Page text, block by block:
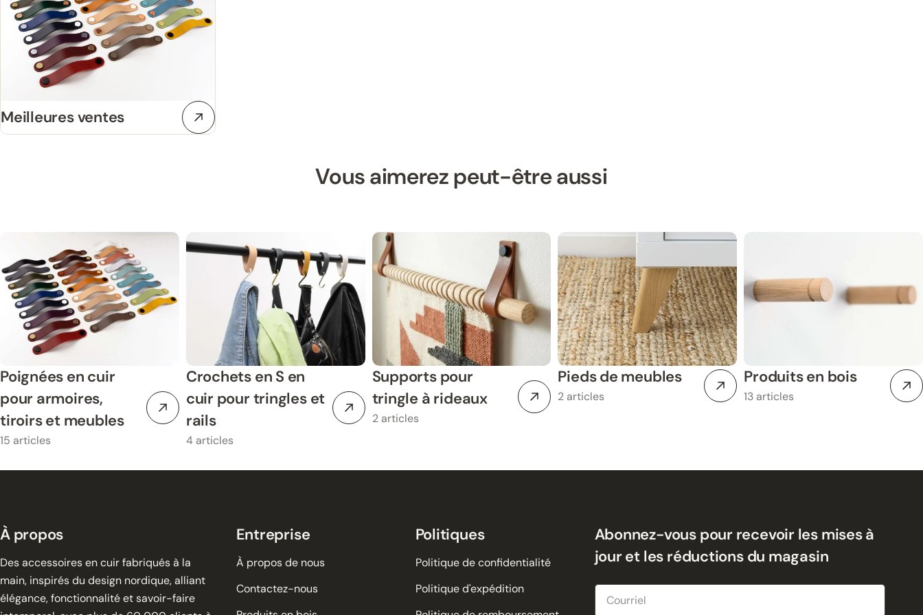
Meilleures ventes
Vous aimerez peut-être aussi
Poignées en cuir
pour armoires,
tiroirs et meubles
15 articles
Crochets en S en
cuir pour tringles et
rails
4 articles
Supports pour
tringle à rideaux
2 articles
Pieds de meubles
2 articles
Produits en bois
13 articles
À propos
Des accessoires en cuir fabriqués à la
main, inspirés du design nordique, alliant
élégance, fonctionnalité et savoir-faire
Entreprise
À propos de nous
Contactez-nous
Politiques
Politique de confidentialité
Politique d'expédition
Abonnez-vous pour recevoir les mises à
jour et les réductions du magasin
Courriel